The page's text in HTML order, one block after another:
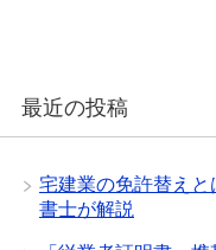
最近の投稿
宅建業の免許替え
書士が解説